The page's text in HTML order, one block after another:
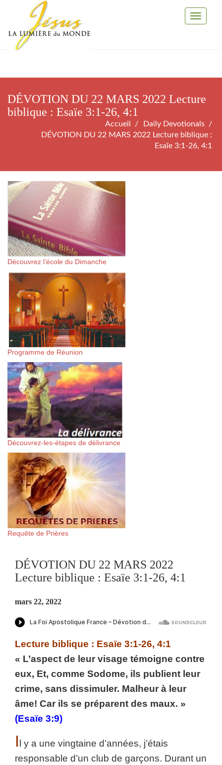
Toggle
DÉVOTION DU 22 MARS 2022 Lecture
biblique : Esaïe 3:1-26, 4:1
Accueil
Daily Devotionals
DÉVOTION DU 22 MARS 2022 Lecture biblique :
Esaïe 3:1-26, 4:1
Découvrez l’école du Dimanche
Programme de Réunion
Découvrez-les-étapes de délivrance
Requête de Prières
DÉVOTION DU 22 MARS 2022
Lecture biblique : Esaïe 3:1-26, 4:1
mars 22, 2022
Lecture biblique : Esaïe 3:1-26, 4:1
« L’aspect de leur visage témoigne contre
eux, Et, comme Sodome, ils publient leur
crime, sans dissimuler. Malheur à leur
âme! Car ils se préparent des maux. »
(Esaïe 3:9)
I l y a une vingtaine d’années, j’étais
responsable d’un club de garçons. Durant un